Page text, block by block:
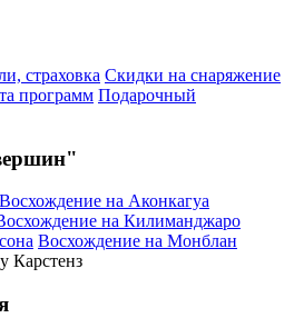
страховка Скидки на снаряжение
программ Подарочный
Восхождение на Аконкагуа
на Килиманджаро
Восхождение на Монблан
Карстенз